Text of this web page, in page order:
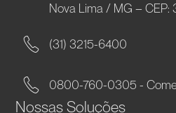
Nova Lima / MG –
(31) 3215-6400
0800-760-0305 -
Nossas Soluções